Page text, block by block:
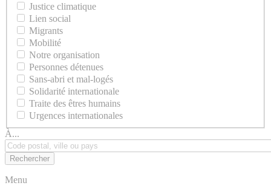
Justice climatique
Lien social
Migrants
Mobilité
Notre organisation
Personnes détenues
Sans-abri et mal-logés
Solidarité internationale
Traite des êtres humains
Urgences internationales
À...
Menu